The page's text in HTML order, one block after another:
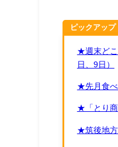
ピックアップ
★週末どこ
日、9日）
★先月食べ
★「とり商
★筑後地方